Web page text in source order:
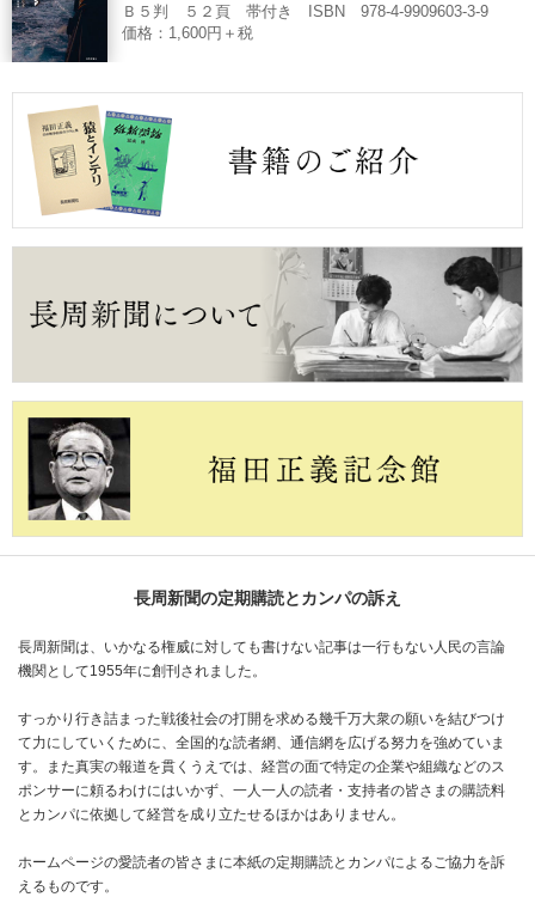
Ｂ５判 ５２頁 帯付き ISBN 978-4-9909603-3-9
価格：1,600円＋税
長周新聞の定期購読とカンパの訴え
長周新聞は、いかなる権威に対しても書けない記事は一行もない人民の言論
機関として1955年に創刊されました。
すっかり行き詰まった戦後社会の打開を求める幾千万大衆の願いを結びつけ
て力にしていくために、全国的な読者網、通信網を広げる努力を強めていま
す。また真実の報道を貫くうえでは、経営の面で特定の企業や組織などのス
ポンサーに頼るわけにはいかず、一人一人の読者・支持者の皆さまの購読料
とカンパに依拠して経営を成り立たせるほかはありません。
ホームページの愛読者の皆さまに本紙の定期購読とカンパによるご協力を訴
えるものです。